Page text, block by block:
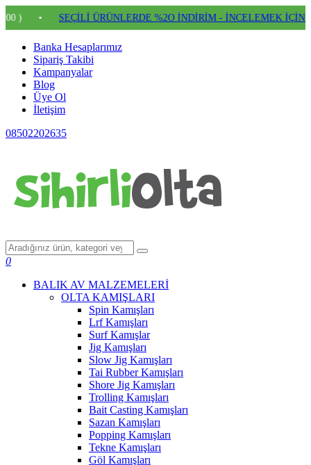
• SEÇİLİ ÜRÜNLERDE %2O İNDİRİM - İNCELEMEK İÇİN
Banka Hesaplarımız
Sipariş Takibi
Kampanyalar
Blog
Üye Ol
İletişim
08502202635
0
BALIK AV MALZEMELERİ
OLTA KAMIŞLARI
Spin Kamışları
Lrf Kamışları
Surf Kamışlar
Jig Kamışları
Slow Jig Kamışları
Tai Rubber Kamışları
Shore Jig Kamışları
Trolling Kamışları
Bait Casting Kamışları
Sazan Kamışları
Popping Kamışları
Tekne Kamışları
Göl Kamışları